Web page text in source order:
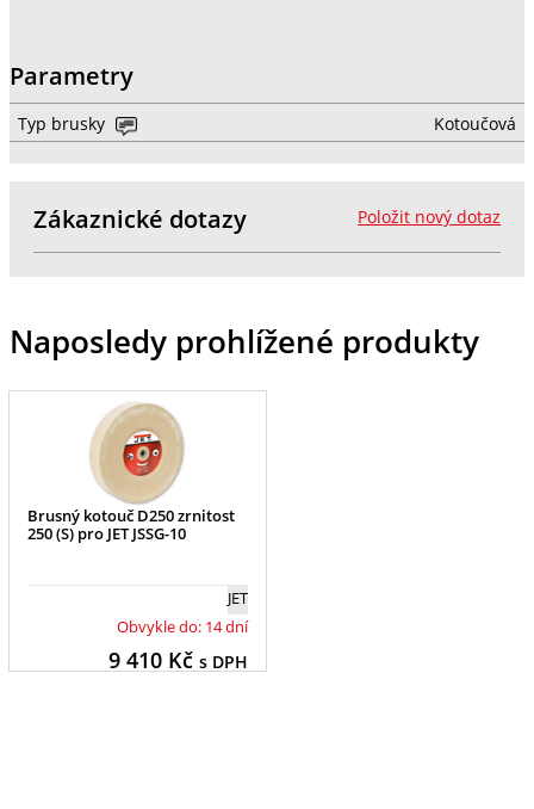
Parametry
Typ brusky Kotoučová
Položit nový dotaz
Zákaznické dotazy
Naposledy prohlížené produkty
Brusný kotouč D250 zrnitost
250 (S) pro JET JSSG-10
JET
Obvykle do: 14 dní
9 410Kč s DPH